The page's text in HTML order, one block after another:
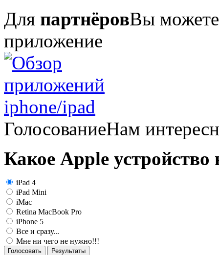
Для партнёровВы можете
приложение
ГолосованиеНам
Какое Apple устройство
iPad 4
iPad Mini
iMac
Retina MacBook Pro
iPhone 5
Все и сразу...
Мне ни чего не нужно!!!
Голосовать Результаты